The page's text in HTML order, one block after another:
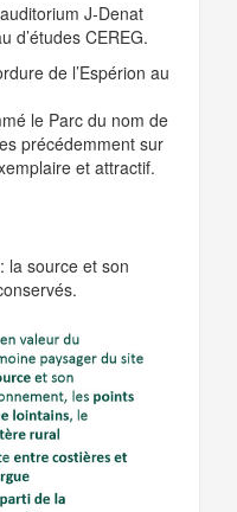
J-Denat
d’études CEREG.
de l’Espérion au
le Parc du nom de
précédemment sur
et attractif.
la source et son